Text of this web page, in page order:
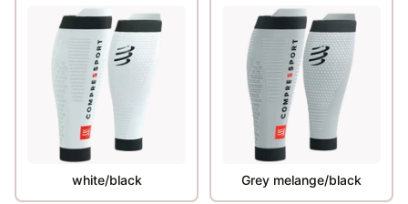
white/black Grey melange/black